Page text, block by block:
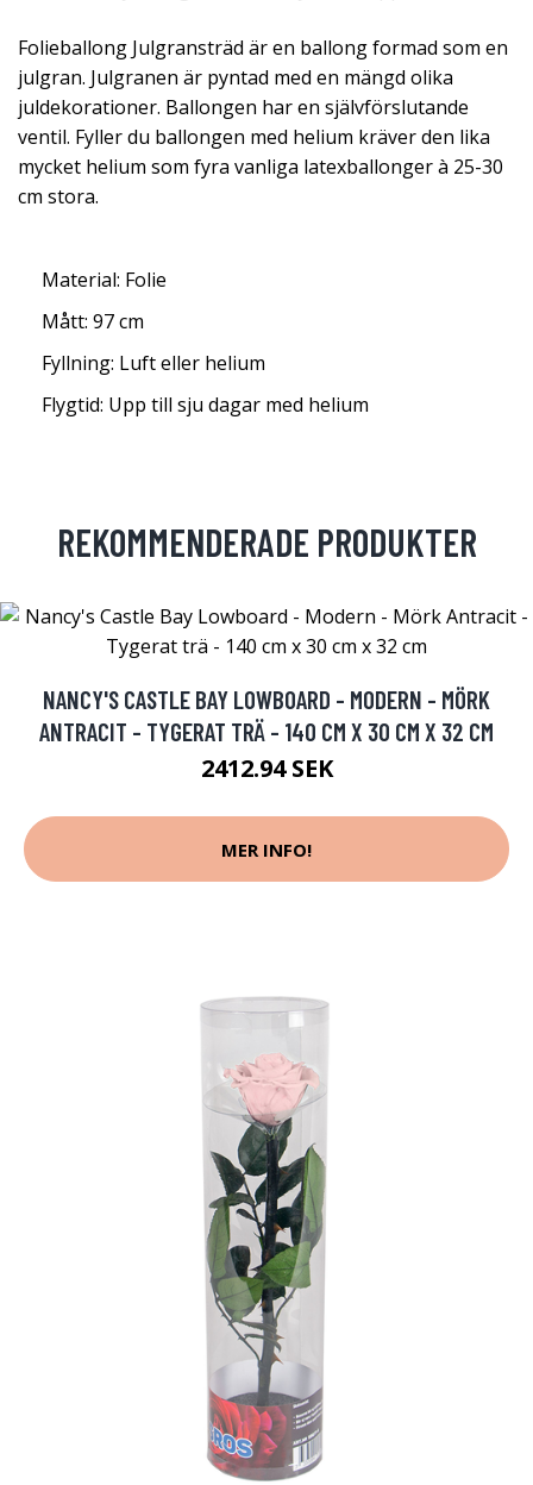
Folieballong Julgransträd är en ballong formad som en
julgran. Julgranen är pyntad med en mängd olika
juldekorationer. Ballongen har en självförslutande
ventil. Fyller du ballongen med helium kräver den lika
mycket helium som fyra vanliga latexballonger à 25-30
cm stora.
Material: Folie
Mått: 97 cm
Fyllning: Luft eller helium
Flygtid: Upp till sju dagar med helium
REKOMMENDERADE PRODUKTER
NANCY'S CASTLE BAY LOWBOARD - MODERN - MÖRK
ANTRACIT - TYGERAT TRÄ - 140 CM X 30 CM X 32 CM
2412.94 SEK
MER INFO!